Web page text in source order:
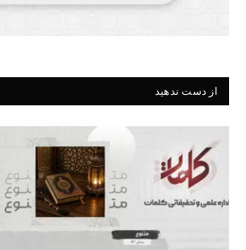
از دست ندهید